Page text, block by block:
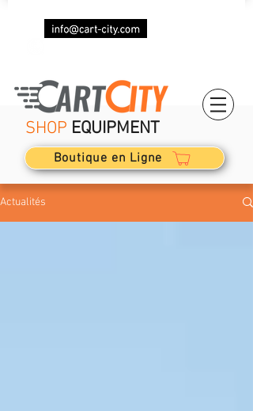
SHOP EQUIPMENT
Boutique en Ligne
Actualités